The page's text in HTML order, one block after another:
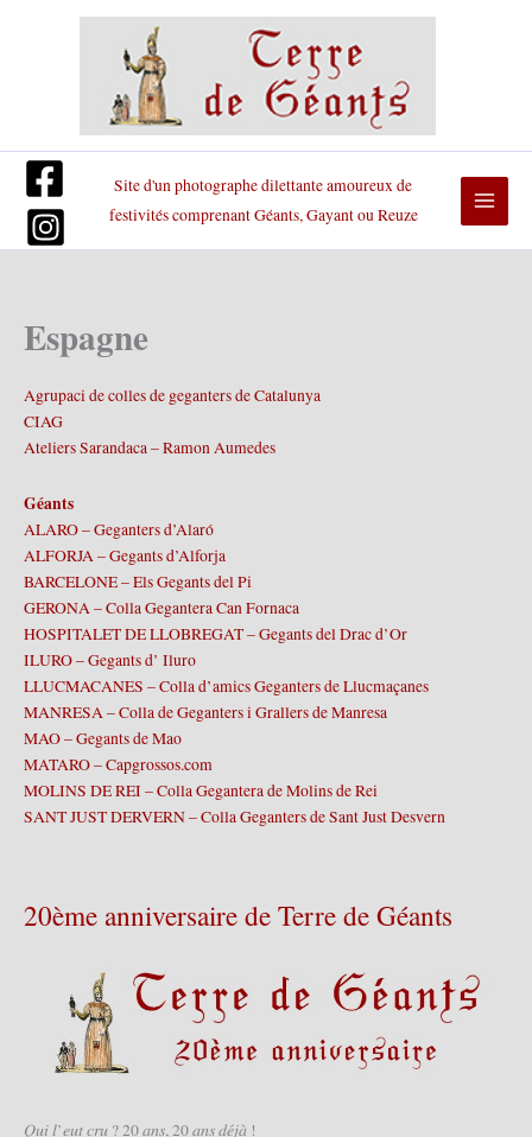
Site d'un photographe dilettante amoureux de
festivités comprenant Géants, Gayant ou Reuze
Espagne
Agrupaci de colles de geganters de Catalunya
CIAG
Ateliers Sarandaca – Ramon Aumedes
Géants
ALARO – Geganters d’Alaró
ALFORJA – Gegants d’Alforja
BARCELONE – Els Gegants del Pi
GERONA – Colla Gegantera Can Fornaca
HOSPITALET DE LLOBREGAT – Gegants del Drac d’Or
ILURO – Gegants d’ Iluro
LLUCMACANES – Colla d’amics Geganters de Llucmaçanes
MANRESA – Colla de Geganters i Grallers de Manresa
MAO – Gegants de Mao
MATARO – Capgrossos.com
MOLINS DE REI – Colla Gegantera de Molins de Rei
SANT JUST DERVERN – Colla Geganters de Sant Just Desvern
20ème anniversaire de Terre de Géants
𝑄𝑢𝑖 𝑙’𝑒𝑢𝑡 𝑐𝑟𝑢 ? 20 𝑎𝑛𝑠, 20 𝑎𝑛𝑠 𝑑𝑒́𝑗𝑎̀ !